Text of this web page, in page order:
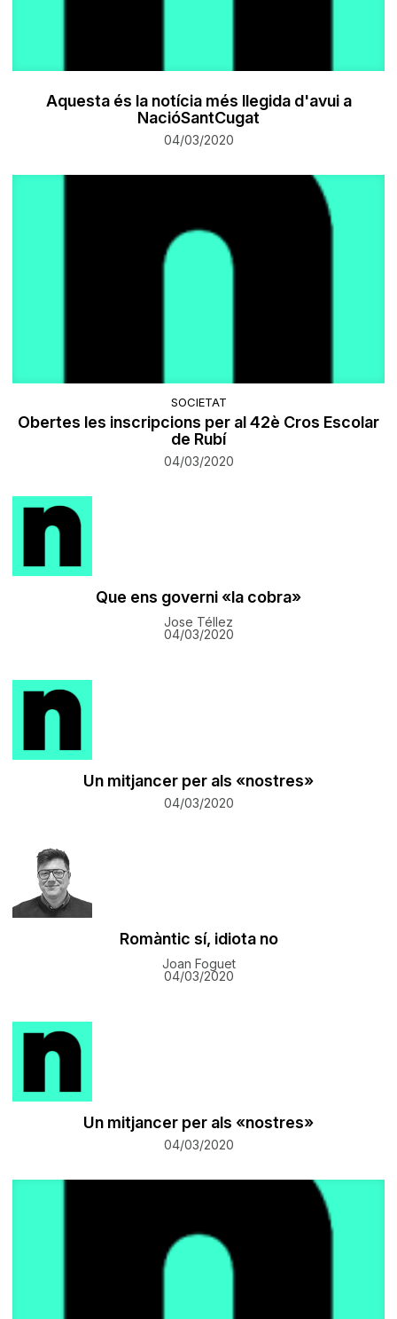
Aquesta és la notícia més llegida d'avui a
NacióSantCugat
04/03/2020
SOCIETAT
Obertes les inscripcions per al 42è Cros Escolar
de Rubí
04/03/2020
​Que ens governi «la cobra»
Jose Téllez
04/03/2020
Un mitjancer per als «nostres»
04/03/2020
Romàntic sí, idiota no
Joan Foguet
04/03/2020
Un mitjancer per als «nostres»
04/03/2020